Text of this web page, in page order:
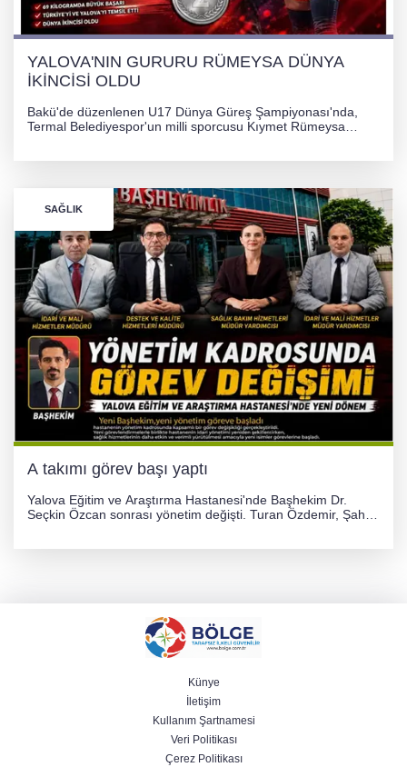
YALOVA'NIN GURURU RÜMEYSA DÜNYA
İKİNCİSİ OLDU
Bakü'de düzenlenen U17 Dünya Güreş Şampiyonası'nda,
Termal Belediyespor'un milli sporcusu Kıymet Rümeysa
SAĞLIK
A takımı görev başı yaptı
Yalova Eğitim ve Araştırma Hastanesi'nde Başhekim Dr.
Seçkin Özcan sonrası yönetim değişti. Turan Özdemir, Şahin
Künye
İletişim
Kullanım Şartnamesi
Veri Politikası
Çerez Politikası